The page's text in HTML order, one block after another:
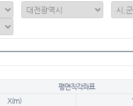
평면직각좌표
X(m)